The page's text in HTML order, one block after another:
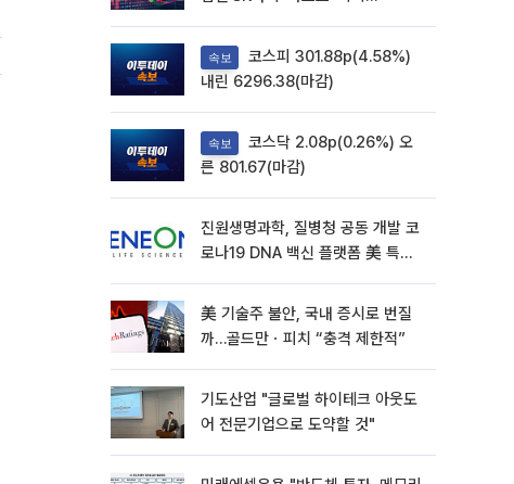
속보
내린 6296.38(마감)
속보
른 801.67(마감)
진원생명과학, 질병청 공동 개발 코
로나19 DNA 백신 플랫폼 美 특허
美 기술주 불안, 국내 증시로 번질
까…골드만ㆍ피치 “충격 제한적”
기도산업 "글로벌 하이테크 아웃도
어 전문기업으로 도약할 것"